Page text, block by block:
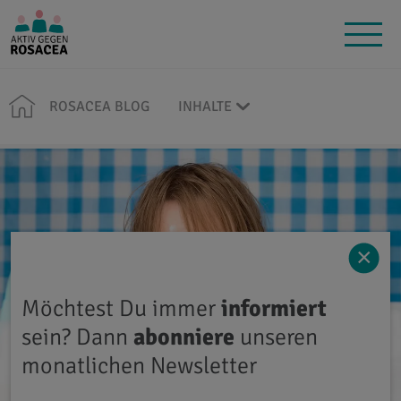
ROSACEA BLOG INHALTE
×
Möchtest Du immerinformiert
sein? Dann abonniere unseren
monatlichen Newsletter